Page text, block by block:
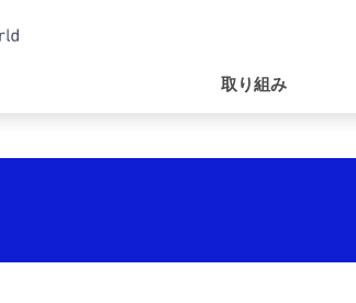
ビ
ゲ
ー
取り組み